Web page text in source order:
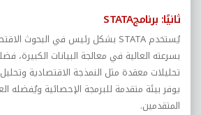
ثانيًا: برنامجSTATA
يُستخدم STATA بشكل رئيس في البحوث
بسرعته العالية في معالجة البيانات الكبيرة،
تحليلات معقدة مثل النمذجة الاقتصادية
يوفر بيئة متقدمة للبرمجة الإحصائية ويُفضله
المتقدمين.